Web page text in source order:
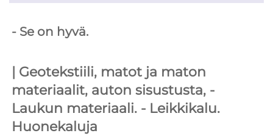
- Se on hyvä.
Geotekstiili, matot ja maton
materiaalit, auton sisustusta, -
Laukun materiaali.
Huonekaluja